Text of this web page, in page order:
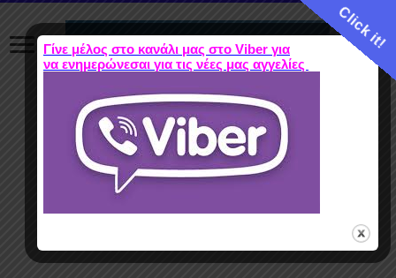
Click it!
Γίνε μέλος στο κανάλι μας στο Viber για
να ενημερώνεσαι για τις νέες μας αγγελίες